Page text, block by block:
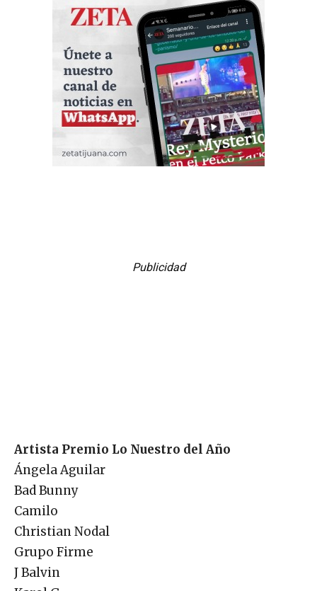
Publicidad
Artista Premio Lo Nuestro del Año
Ángela Aguilar
Bad Bunny
Camilo
Christian Nodal
Grupo Firme
J Balvin